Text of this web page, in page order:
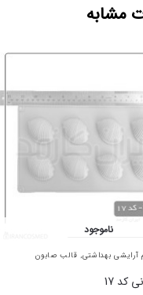
مشابه
ناموجود
آرایشی بهداشتی, قالب صابون
کد 17